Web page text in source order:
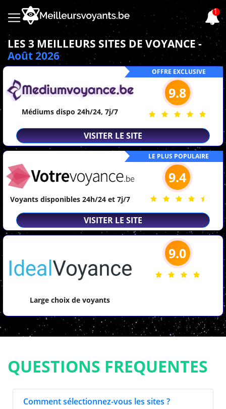
1
LES 3 MEILLEURS SITES DE VOYANCE -
Août2026
Médiums dispo 24h/24, 7j/7
OFFRE EXCLUSIVE
9.8
VISITER LE SITE
Voyants disponibles 24h/24 et 7j/7
LE PLUS POPULAIRE
9.4
VISITER LE SITE
Large choix de voyants
9.0
QUESTIONS FREQUENTES
Comment sélectionnez-vous les sites ?